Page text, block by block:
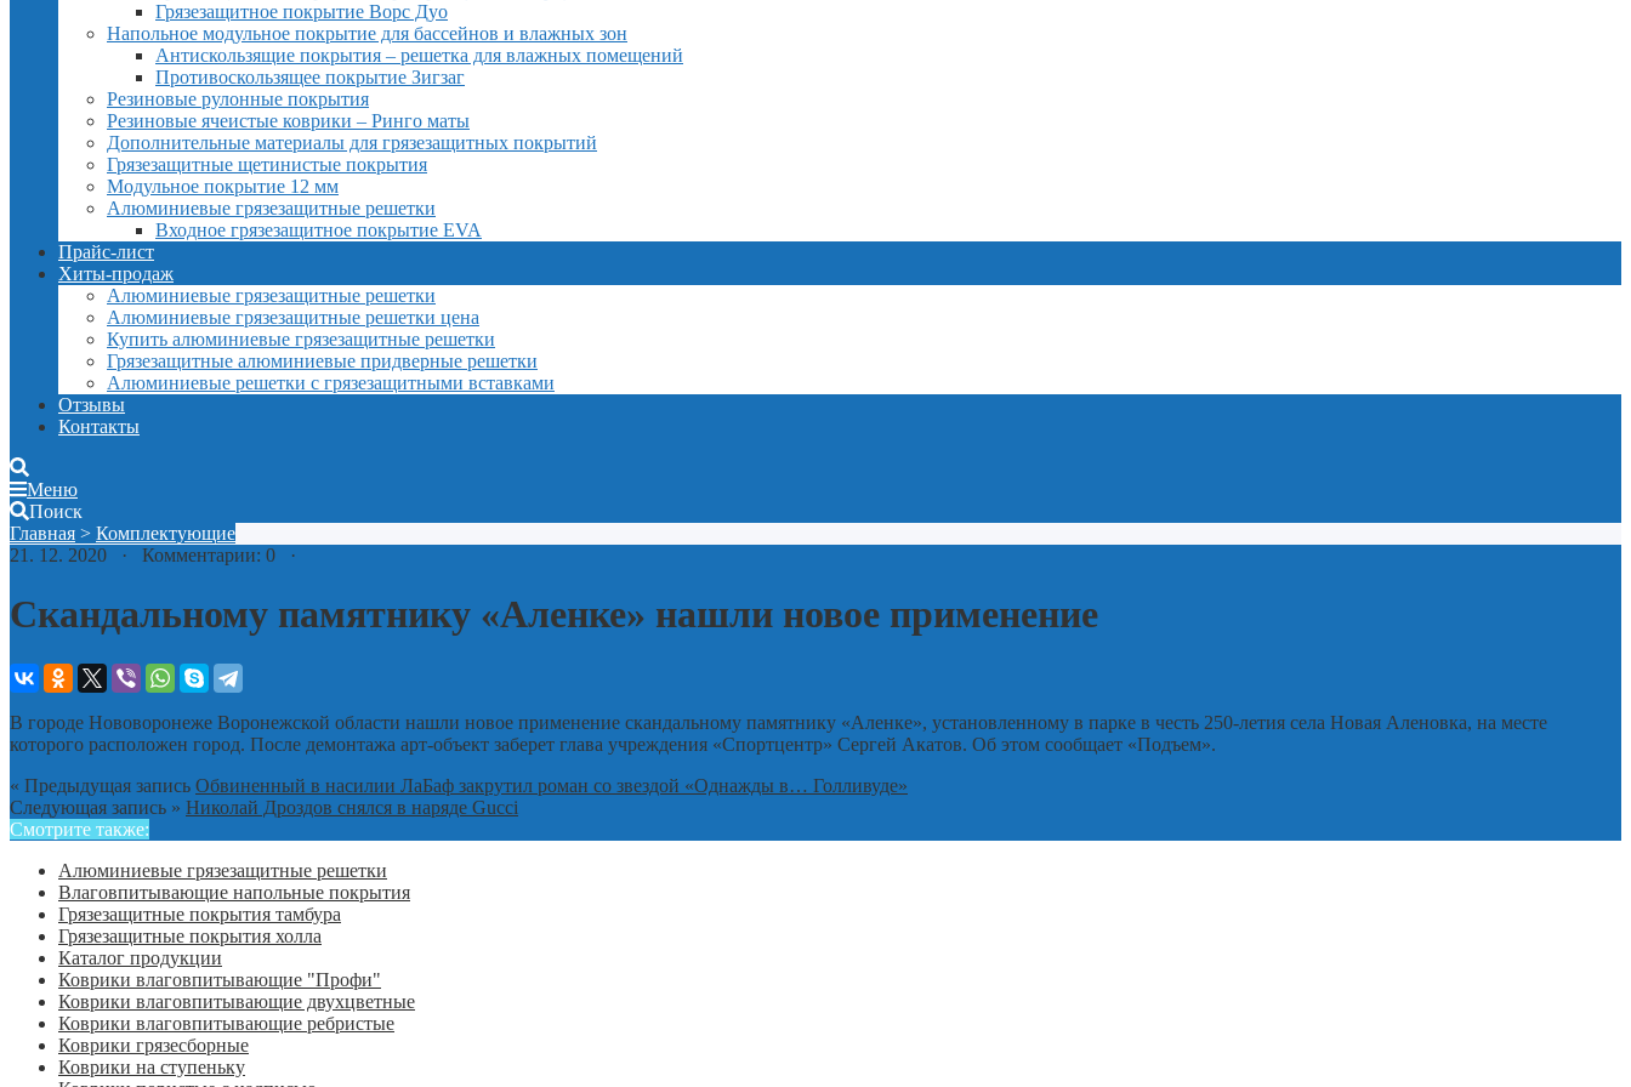
Грязезащитное покрытие Ворс Дуо
Напольное модульное покрытие для бассейнов и влажных зон
Антискользящие покрытия – решетка для влажных помещений
Противоскользящее покрытие Зигзаг
Резиновые рулонные покрытия
Резиновые ячеистые коврики – Ринго маты
Дополнительные материалы для грязезащитных покрытий
Грязезащитные щетинистые покрытия
Модульное покрытие 12 мм
Алюминиевые грязезащитные решетки
Входное грязезащитное покрытие EVA
Прайс-лист
Хиты-продаж
Алюминиевые грязезащитные решетки
Алюминиевые грязезащитные решетки цена
Купить алюминиевые грязезащитные решетки
Грязезащитные алюминиевые придверные решетки
Алюминиевые решетки с грязезащитными вставками
Отзывы
Контакты
Меню
Поиск
Главная > Комплектующие
21. 12. 2020 · Комментарии: 0 ·
Скандальному памятнику «Аленке» нашли новое применение
В городе Нововоронеже Воронежской области нашли новое применение скандальному памятнику «Аленке», установленному в парке в честь 250-летия села Новая Аленовка, на месте
которого расположен город. После демонтажа арт-объект заберет глава учреждения «Спортцентр» Сергей Акатов. Об этом сообщает «Подъем».
« Предыдущая запись Обвиненный в насилии ЛаБаф закрутил роман со звездой «Однажды в… Голливуде»
Следующая запись » Николай Дроздов снялся в наряде Gucci
Смотрите также:
Алюминиевые грязезащитные решетки
Влаговпитывающие напольные покрытия
Грязезащитные покрытия тамбура
Грязезащитные покрытия холла
Каталог продукции
Коврики влаговпитывающие "Профи"
Коврики влаговпитывающие двухцветные
Коврики влаговпитывающие ребристые
Коврики грязесборные
Коврики на ступеньку